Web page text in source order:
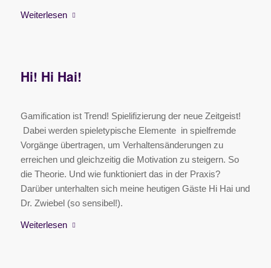
Weiterlesen
Hi! Hi Hai!
Gamification ist Trend! Spielifizierung der neue Zeitgeist!
Dabei werden spieletypische Elemente in spielfremde
Vorgänge übertragen, um Verhaltensänderungen zu
erreichen und gleichzeitig die Motivation zu steigern. So
die Theorie. Und wie funktioniert das in der Praxis?
Darüber unterhalten sich meine heutigen Gäste Hi Hai und
Dr. Zwiebel (so sensibel!).
Weiterlesen